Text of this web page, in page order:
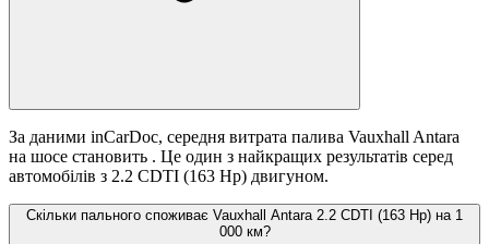
За даними inCarDoc, середня витрата палива Vauxhall Antara
на шосе становить . Це один з найкращих результатів серед
автомобілів з 2.2 CDTI (163 Hp) двигуном.
Скільки пального споживає Vauxhall Antara 2.2 CDTI (163 Hp) на 1
000 км?